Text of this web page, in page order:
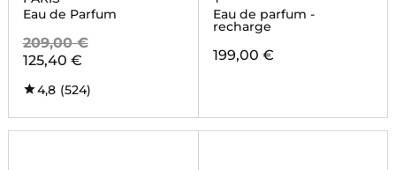
Eau de Parfum
209,00 €
125,40 €
4,8 (524)
Eau de parfum -
recharge
199,00 €